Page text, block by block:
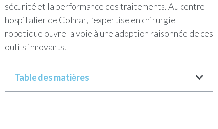
sécurité et la performance des traitements. Au centre
hospitalier de Colmar, l’expertise en chirurgie
robotique ouvre la voie à une adoption raisonnée de ces
outils innovants.
Table des matières